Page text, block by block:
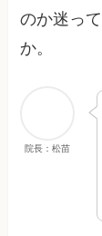
のか迷っ
か。
院長：松苗